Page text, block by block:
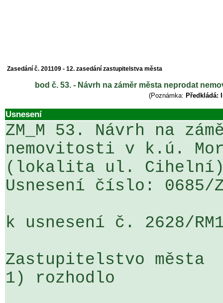
Zasedání č. 201109 - 12. zasedání zastupitelstva města
bod č. 53. - Návrh na záměr města neprodat
(Poznámka: Předkládá:
Usnesení
ZM_M 53. Návrh na
nemovitosti v k.ú.
(lokalita ul.
Usnesení číslo: 0685/
k usnesení č. 2628/
Zastupitelstvo města
1) rozhodlo